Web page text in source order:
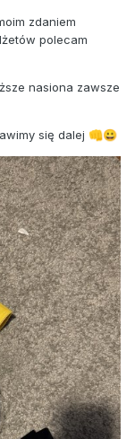
zdaniem
polecam
nasiona zawsze
się dalej 👊😀